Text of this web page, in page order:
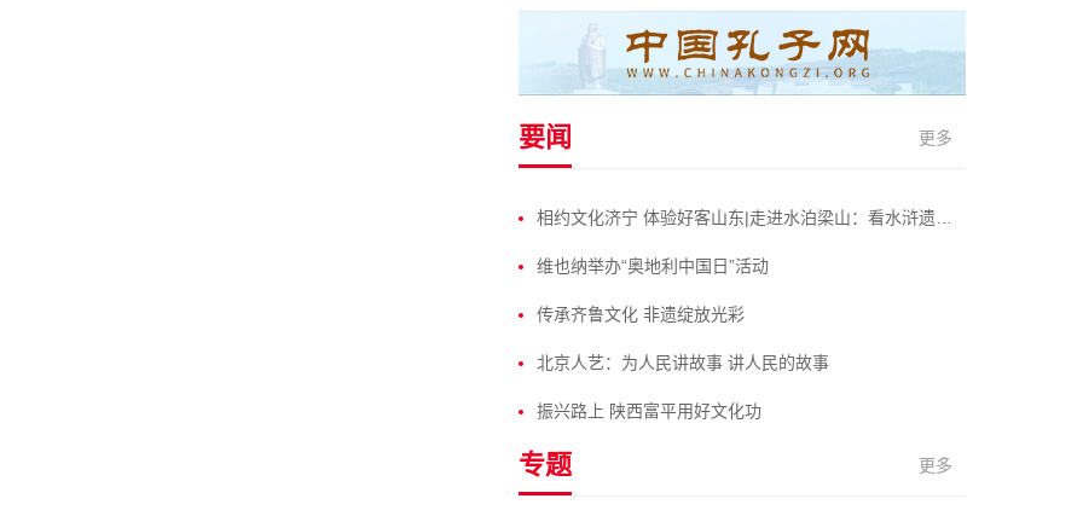
要闻 更多
相约文化济宁 体验好客山东|走进水泊梁山：看水浒遗迹 体会侠肝义胆
维也纳举办“奥地利中国日”活动
传承齐鲁文化 非遗绽放光彩
北京人艺：为人民讲故事 讲人民的故事
振兴路上 陕西富平用好文化功
专题 更多